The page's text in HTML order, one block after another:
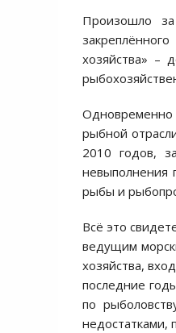
Произошло
хозяйства» –
рыбной
2010 годов,
невыполнения
рыбы и
Всё это
ведущим
хозяйства,
последние
по
недостатками,